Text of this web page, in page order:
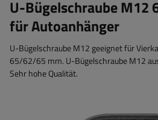
U-Bügelschraube M12
für Autoanhänger
U-Bügelschraube M12 geeignet für
65/62/65 mm. U-Bügelschraube M12
Sehr hohe Qualität.